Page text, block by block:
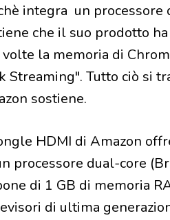
integra un processore
che il suo prodotto
volte la memoria di
Streaming". Tutto ciò si
sostiene.
HDMI di Amazon
processore dual-core
di 1 GB di memoria
di ultima